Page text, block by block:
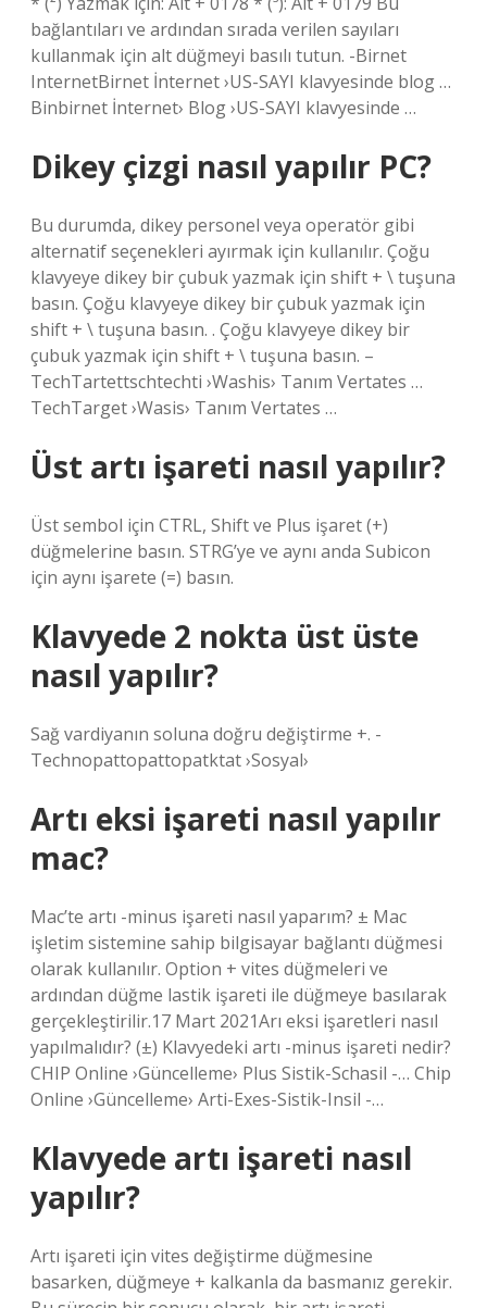
bağlantıları ve ardından sırada verilen sayıları
kullanmak için alt düğmeyi basılı tutun. -Birnet
InternetBirnet İnternet ›US-SAYI klavyesinde blog …
Binbirnet İnternet› Blog ›US-SAYI klavyesinde …
Dikey çizgi nasıl yapılır PC?
Bu durumda, dikey personel veya operatör gibi
alternatif seçenekleri ayırmak için kullanılır. Çoğu
klavyeye dikey bir çubuk yazmak için shift + \ tuşuna
basın. Çoğu klavyeye dikey bir çubuk yazmak için
shift + \ tuşuna basın. . Çoğu klavyeye dikey bir
çubuk yazmak için shift + \ tuşuna basın. –
TechTartettschtechti ›Washis› Tanım Vertates …
TechTarget ›Wasis› Tanım Vertates …
Üst artı işareti nasıl yapılır?
Üst sembol için CTRL, Shift ve Plus işaret (+)
düğmelerine basın. STRG’ye ve aynı anda Subicon
için aynı işarete (=) basın.
Klavyede 2 nokta üst üste
nasıl yapılır?
Sağ vardiyanın soluna doğru değiştirme +. -
Technopattopattopatktat ›Sosyal›
Artı eksi işareti nasıl yapılır
mac?
Mac’te artı -minus işareti nasıl yaparım? ± Mac
işletim sistemine sahip bilgisayar bağlantı düğmesi
olarak kullanılır. Option + vites düğmeleri ve
ardından düğme lastik işareti ile düğmeye basılarak
gerçekleştirilir.17 Mart 2021Arı eksi işaretleri nasıl
yapılmalıdır? (±) Klavyedeki artı -minus işareti nedir?
CHIP Online ›Güncelleme› Plus Sistik-Schasil -… Chip
Online ›Güncelleme› Arti-Exes-Sistik-Insil -…
Klavyede artı işareti nasıl
yapılır?
Artı işareti için vites değiştirme düğmesine
basarken, düğmeye + kalkanla da basmanız gerekir.